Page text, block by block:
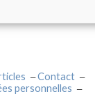
Contact
personnelles